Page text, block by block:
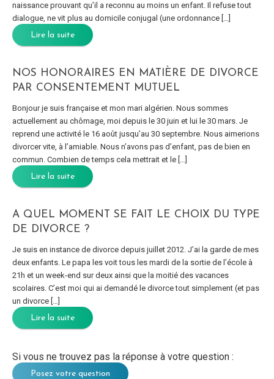
naissance prouvant qu’il a reconnu au moins un enfant. Il refuse tout
dialogue, ne vit plus au domicile conjugal (une ordonnance […]
Lire la suite
NOS HONORAIRES EN MATIÈRE DE DIVORCE
PAR CONSENTEMENT MUTUEL
Bonjour je suis française et mon mari algérien. Nous sommes
actuellement au chômage, moi depuis le 30 juin et lui le 30 mars. Je
reprend une activité le 16 août jusqu’au 30 septembre. Nous aimerions
divorcer vite, à l’amiable. Nous n’avons pas d’enfant, pas de bien en
commun. Combien de temps cela mettrait et le […]
Lire la suite
A QUEL MOMENT SE FAIT LE CHOIX DU TYPE
DE DIVORCE ?
Je suis en instance de divorce depuis juillet 2012. J’ai la garde de mes
deux enfants. Le papa les voit tous les mardi de la sortie de l’école à
21h et un week-end sur deux ainsi que la moitié des vacances
scolaires. C’est moi qui ai demandé le divorce tout simplement (et pas
un divorce […]
Lire la suite
Si vous ne trouvez pas la réponse à votre question :
Posez votre question